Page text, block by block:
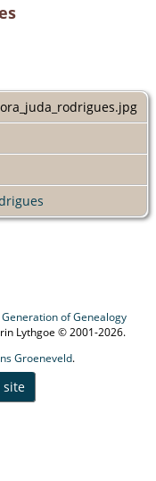
of Genealogy
Lythgoe © 2001-2026.
Groeneveld.
site